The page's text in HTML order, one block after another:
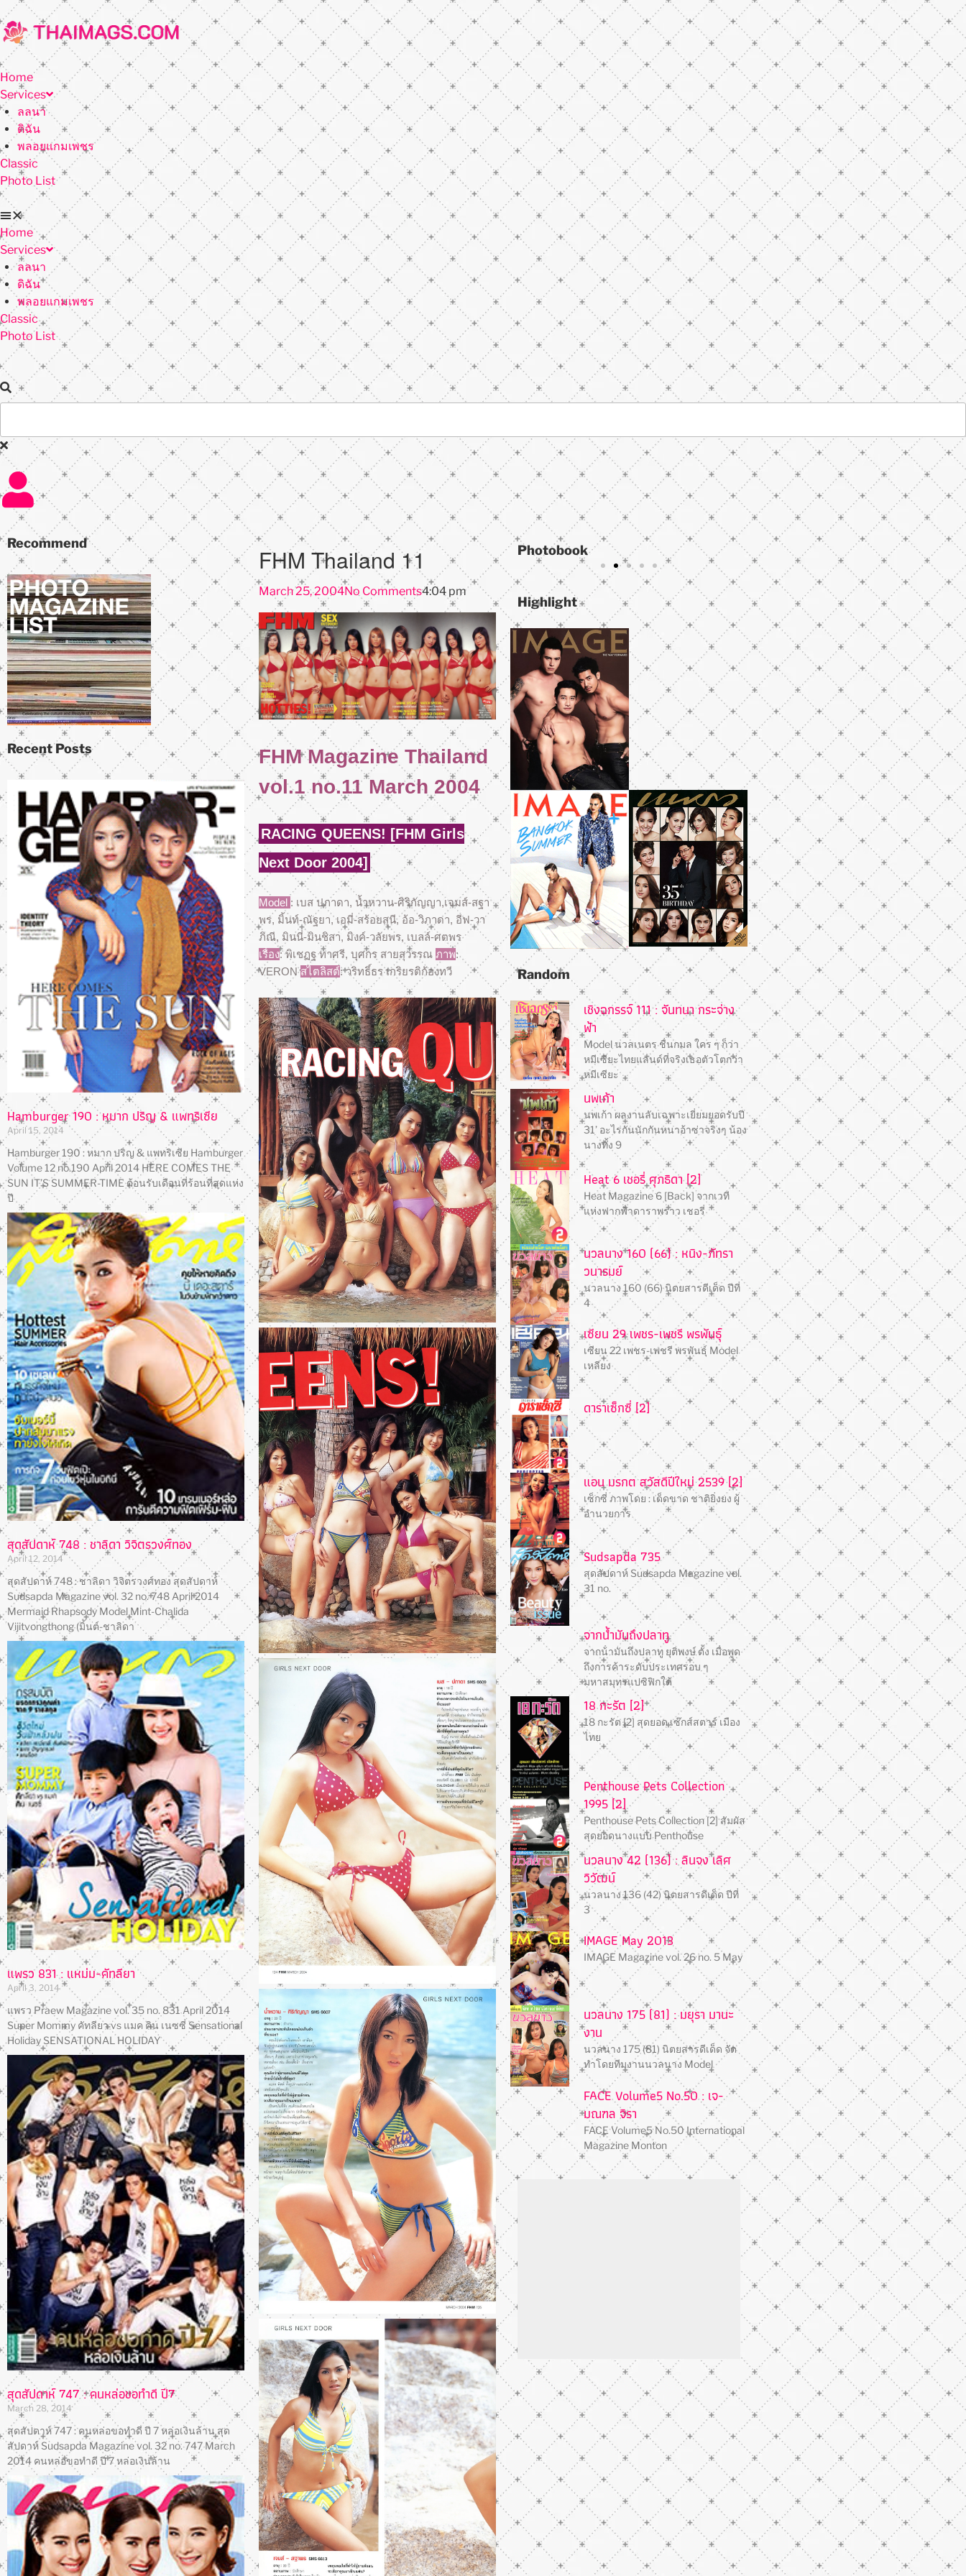
Home
Services
ลลนา
ดิฉัน
พลอยแกมเพชร
Classic
Photo List
Home
Services
ลลนา
ดิฉัน
พลอยแกมเพชร
Classic
Photo List
Recommend
Recent Posts
Hamburger 190 : หมาก ปริญ & แพทริเซีย
April 15, 2014
Hamburger 190 : หมาก ปริญ & แพทริเซีย Hamburger
Volume 12 no.190 April 2014 HERE COMES THE
SUN IT’S SUMMER-TIME ต้อนรับเดือนที่ร้อนที่สุดแห่ง
ปี
สุดสัปดาห์ 748 : ชาลิดา วิจิตรวงศ์ทอง
April 12, 2014
สุดสัปดาห์ 748 : ชาลิดา วิจิตรวงศ์ทอง สุดสัปดาห์
Sudsapda Magazine vol. 32 no. 748 April 2014
Mermaid Rhapsody Model Mint-Chalida
Vijitvongthong (มิ้นต์-ชาลิดา
แพรว 831 : แหม่ม-คัทลียา
April 3, 2014
แพรว Praew Magazine vol. 35 no. 831 April 2014
Super Mommy คัทลียา vs แมค คิน เนซซี่ Sensational
Holiday SENSATIONAL HOLIDAY
สุดสัปดาห์ 747 : คนหล่อขอทำดี ปี7
March 28, 2014
สุดสัปดาห์ 747 : คนหล่อขอทำดี ปี 7 หล่อเงินล้าน สุด
สัปดาห์ Sudsapda Magazine vol. 32 no. 747 March
2014 คนหล่อขอทำดี ปี 7 หล่อเงินล้าน
FHM Thailand 11
March 25, 2004No Comments4:04 pm
FHM Magazine Thailand
vol.1 no.11 March 2004
RACING QUEENS! [FHM Girls
Next Door 2004]
Model : เบส ปภาดา, น้ำหวาน-ศิริกัญญา,เจมส์-สฐา
พร, มิ้นท์-ณัฐยา, เอมี่-สร้อยสุนี, อ้อ-วิภาดา, อีฟ-วา
ภิณี, มินนี่-มินชิสา, มิงค์-วลัยพร, เบลล์-ศตพร
เรื่อง: พิเชฏฐ ทาศรี, บุศกร สายสุวรรณ ภาพ:
VERONสไตลิสต์: วริทธิ์ธร เกริยรติก้องทวี
Photobook
Praew 813
Click
IN Magazine
197
Click
IN Magazine
194
Click
FHM
THAILAND
118
Click
Highlight
Random
เชิงฉกรรจ์ 111 : จันทนา กระจ่าง
ฟ้า
Model นวลเนตร ชื่นกมล ใคร ๆ ก็ว่า
หมีเซียะไทยแลนด์ที่จริงเธอตัวโตกว่า
หมีเซียะ
นพเก้า
นพเก้า ผลงานลับเฉพาะเยี่ยมยอดรับปี
31’​ อะไรกันนักกันหนาอ้าซ่าจริงๆ น้อง
นางทั้ง 9
Heat 6 เชอรี่ ศุภธิดา [2]
Heat Magazine 6 [Back] จากเวที
แห่งฟากฟ้าดาราพราว เชอรี่
นวลนาง 160 (66) : หนิง-ภัทรา
วนารมย์
นวลนาง 160 (66) นิตยสารดีเด็ด ปีที่
4
เซียน 29 เพชร-เพชรี พรพันธุ์
เซียน 22 เพชร-เพชรี พรพันธุ์ Model
เหลียง
ดาราเซ็กซี่ [2]
แอน มรกต สวัสดีปีใหม่ 2539 [2]
เซ็กซี่ ภาพโดย : เด็ดขาด ชาติยิ่งยง ผู้
อํานวยการ
Sudsapda 735
สุดสัปดาห์ Sudsapda Magazine vol.
31 no.
จากน้ํามันถึงปลาทู
จากน้ํามันถึงปลาทู ยุติพงษ์ ตั้ง เมื่อพูด
ถึงการค้าระดับประเทศรอบ ๆ
มหาสมุทรแปซิฟิกใต้
18 กะรัต [2]
18 กะรัต [2] สุดยอด เซ๊กส์สตาร์ เมือง
ไทย
Penthouse Pets Collection
1995 [2]
Penthouse Pets Collection [2] สัมผัส
สุดยอดนางแบบ Penthouse
นวลนาง 42 (136) : ลินจง เลิศ
วิวัฒน์
นวลนาง 136 (42) นิตยสารดีเด็ด ปีที่
3
IMAGE May 2013
IMAGE Magazine vol. 26 no. 5 May
นวลนาง 175 (81) : มยุรา มานะ
งาน
นวลนาง 175 (81) นิตยสารดีเด็ด จัด
ทําโดยทีมงานนวลนาง Model
FACE Volume5 No.50 : เจ-
มณฑล จิรา
FACE Volume5 No.50 International
Magazine Monton